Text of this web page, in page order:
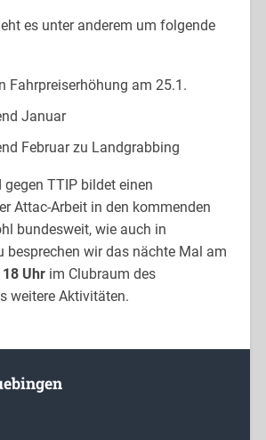
es unter anderem um folgende
Fahrpreiserhöhung am 25.1.
Januar
Februar zu Landgrabbing
gegen TTIP bildet einen
Attac-Arbeit in den kommenden
bundesweit, wie auch in
besprechen wir das nächte Mal am
Uhrim Clubraum des
weitere Aktivitäten.